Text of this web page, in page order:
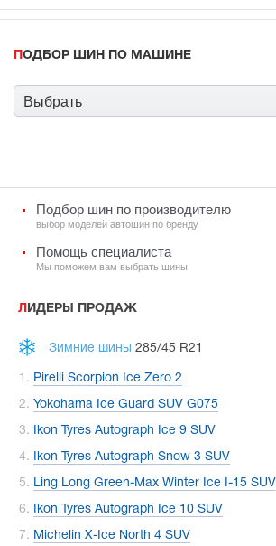
ПОДБОР ШИН ПО МАШИНЕ
Выбрать
Подбор шин по производителю
выбор моделей автошин по бренду
Помощь специалиста
Мы поможем вам выбрать шины
ЛИДЕРЫ ПРОДАЖ
Зимние шины 285/45 R21
Pirelli Scorpion Ice Zero 2
Yokohama Ice Guard SUV G075
Ikon Tyres Autograph Ice 9 SUV
Ikon Tyres Autograph Snow 3 SUV
Ling Long Green-Max Winter Ice I-15 SUV
Ikon Tyres Autograph Ice 10 SUV
Michelin X-Ice North 4 SUV